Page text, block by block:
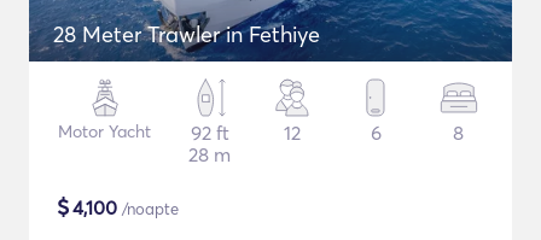
28 Meter Trawler in Fethiye
Motor Yacht
92 ft
28 m
12 6 8
$4,100 /noapte